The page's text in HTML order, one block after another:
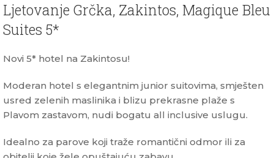
Ljetovanje Grčka, Zakintos, Magique Bleu
Suites 5*
Novi 5* hotel na Zakintosu!
Moderan hotel s elegantnim junior suitovima, smješten
usred zelenih maslinika i blizu prekrasne plaže s
Plavom zastavom, nudi bogatu all inclusive uslugu.
Idealno za parove koji traže romantični odmor ili za